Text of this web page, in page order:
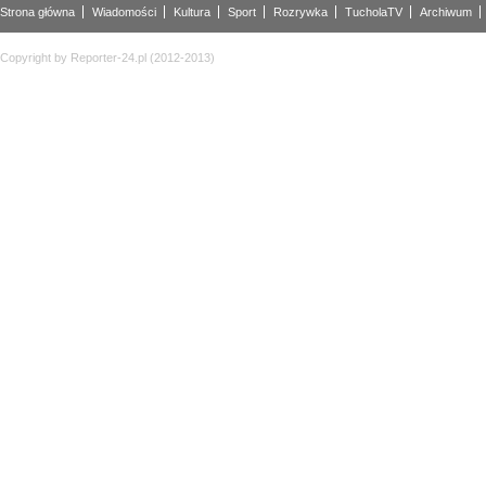
Strona główna Wiadomości Kultura Sport Rozrywka TucholaTV Archiwum
Copyright by Reporter-24.pl (2012-2013)